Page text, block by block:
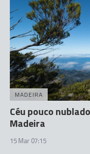
MADEIRA
Céu pouco
Madeira
15 Mar 07:15